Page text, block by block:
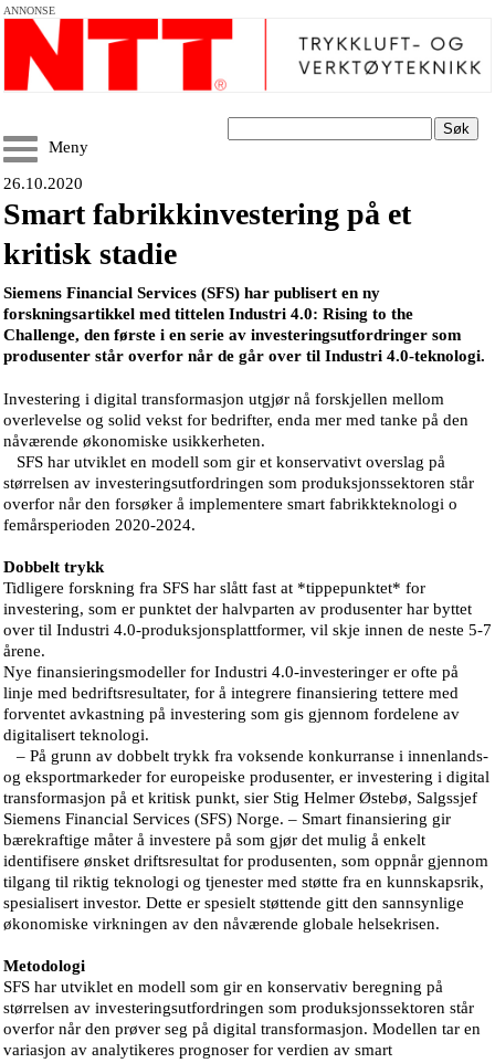
ANNONSE
Søk
Meny
26.10.2020
Smart fabrikkinvestering på et
kritisk stadie
Siemens Financial Services (SFS) har publisert en ny
forskningsartikkel med tittelen Industri 4.0: Rising to the
Challenge, den første i en serie av investeringsutfordringer som
produsenter står overfor når de går over til Industri 4.0-teknologi.
Investering i digital transformasjon utgjør nå forskjellen mellom
overlevelse og solid vekst for bedrifter, enda mer med tanke på den
nåværende økonomiske usikkerheten.
SFS har utviklet en modell som gir et konservativt overslag på
størrelsen av investeringsutfordringen som produksjonssektoren står
overfor når den forsøker å implementere smart fabrikkteknologi o
femårsperioden 2020-2024.
Dobbelt trykk
Tidligere forskning fra SFS har slått fast at *tippepunktet* for
investering, som er punktet der halvparten av produsenter har byttet
over til Industri 4.0-produksjonsplattformer, vil skje innen de neste 5-7
årene.
Nye finansieringsmodeller for Industri 4.0-investeringer er ofte på
linje med bedriftsresultater, for å integrere finansiering tettere med
forventet avkastning på investering som gis gjennom fordelene av
digitalisert teknologi.
– På grunn av dobbelt trykk fra voksende konkurranse i innenlands-
og eksportmarkeder for europeiske produsenter, er investering i digital
transformasjon på et kritisk punkt, sier Stig Helmer Østebø, Salgssjef
Siemens Financial Services (SFS) Norge. – Smart finansiering gir
bærekraftige måter å investere på som gjør det mulig å enkelt
identifisere ønsket driftsresultat for produsenten, som oppnår gjennom
tilgang til riktig teknologi og tjenester med støtte fra en kunnskapsrik,
spesialisert investor. Dette er spesielt støttende gitt den sannsynlige
økonomiske virkningen av den nåværende globale helsekrisen.
Metodologi
SFS har utviklet en modell som gir en konservativ beregning på
størrelsen av investeringsutfordringen som produksjonssektoren står
overfor når den prøver seg på digital transformasjon. Modellen tar en
variasjon av analytikeres prognoser for verdien av smart